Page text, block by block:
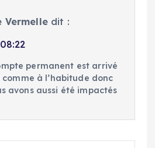
Vermelle dit :
permanent est arrivé
comme à l’habitude donc
avons aussi été impactés